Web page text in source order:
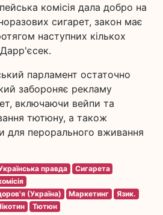
комісія дала добро на
сигарет, закон має
наступних кількох
парламент остаточно
забороняє рекламу
включаючи вейпи та
тютюну, а також
для перорального вживання
правда
Сигарета
(Україна)
Маркетинг
Язик.
Тютюн